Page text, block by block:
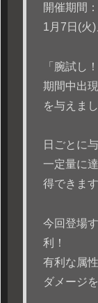
開催期間
1月7日(火
「腕試し
期間中出
を与えま
日ごとに
一定量に
得できます
今回登場
利！
有利な属
ダメージ